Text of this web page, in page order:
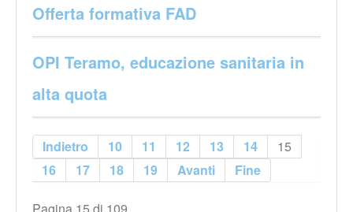
Offerta formativa FAD
OPI Teramo, educazione sanitaria in
alta quota
Indietro 10 11 12 13 14
15
16
17 18 19 Avanti Fine
Pagina 15 di 109